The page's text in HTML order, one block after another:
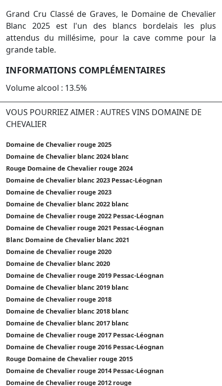
Grand Cru Classé de Graves, le Domaine de Chevalier
Blanc 2025 est l'un des blancs bordelais les plus
attendus du millésime, pour la cave comme pour la
grande table.
INFORMATIONS COMPLÉMENTAIRES
Volume alcool : 13.5%
VOUS POURRIEZ AIMER : AUTRES VINS DOMAINE DE
CHEVALIER
Domaine de Chevalier rouge 2025
Domaine de Chevalier blanc 2024 blanc
Rouge Domaine de Chevalier rouge 2024
Domaine de Chevalier blanc 2023 Pessac-Léognan
Domaine de Chevalier rouge 2023
Domaine de Chevalier blanc 2022 blanc
Domaine de Chevalier rouge 2022 Pessac-Léognan
Domaine de Chevalier rouge 2021 Pessac-Léognan
Blanc Domaine de Chevalier blanc 2021
Domaine de Chevalier rouge 2020
Domaine de Chevalier blanc 2020
Domaine de Chevalier rouge 2019 Pessac-Léognan
Domaine de Chevalier blanc 2019 blanc
Domaine de Chevalier rouge 2018
Domaine de Chevalier blanc 2018 blanc
Domaine de Chevalier blanc 2017 blanc
Domaine de Chevalier rouge 2017 Pessac-Léognan
Domaine de Chevalier rouge 2016 Pessac-Léognan
Rouge Domaine de Chevalier rouge 2015
Domaine de Chevalier rouge 2014 Pessac-Léognan
Domaine de Chevalier rouge 2012 rouge